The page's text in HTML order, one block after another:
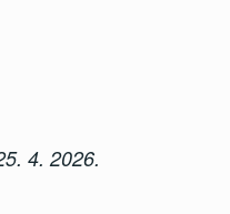
4. 2026.